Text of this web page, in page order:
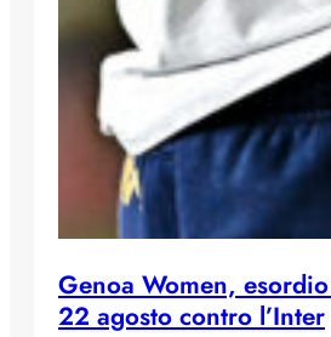
Genoa Women,
22 agosto contro l’Inter